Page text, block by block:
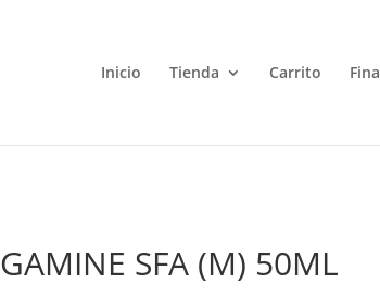
Inicio Tienda Carrito
GAMINE SFA (M) 50ML